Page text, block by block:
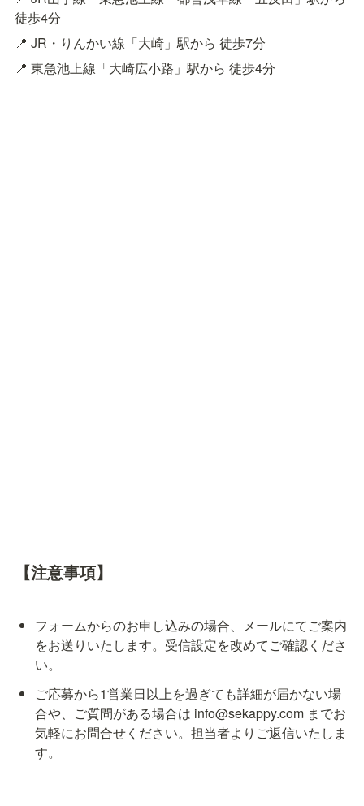
徒歩4分
📍 JR・りんかい線「大崎」駅から 徒歩7分
📍 東急池上線「大崎広小路」駅から 徒歩4分
【注意事項】
フォームからのお申し込みの場合、メールにてご案内
をお送りいたします。受信設定を改めてご確認くださ
い。
ご応募から1営業日以上を過ぎても詳細が届かない場
合や、ご質問がある場合は info@sekappy.com までお
気軽にお問合せください。担当者よりご返信いたしま
す。